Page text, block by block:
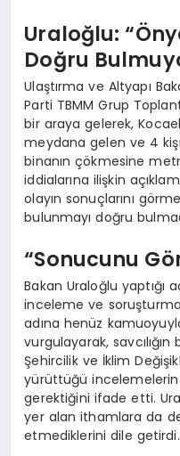
Uraloğlu:
Doğru
Ulaştırma ve Altyapı
Parti TBMM Grup
bir araya gelerek,
meydana gelen ve 4
binanın çökmesine
iddialarına ilişkin
olayın sonuçlarını
bulunmayı doğru
“Sonucunu
Bakan Uraloğlu yaptığı
inceleme ve
adına henüz
vurgulayarak,
Şehircilik ve İklim
yürüttüğü
gerektiğini ifade etti.
yer alan ithamlara da
etmediklerini dile getirdi.